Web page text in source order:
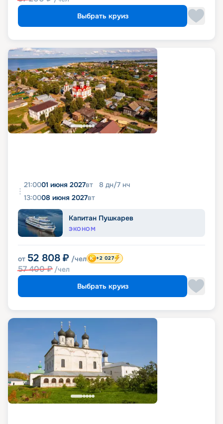
Выбрать круиз
21:0001 июня 2027вт 8 дн/7 нч
13:0008 июня 2027вт
Капитан Пушкарев
ЭКОНОМ
от 52 808 ₽ /чел
57 400₽ /чел
+2 027
Выбрать круиз